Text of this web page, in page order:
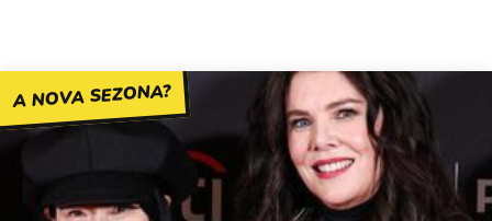
A NOVA SEZONA?